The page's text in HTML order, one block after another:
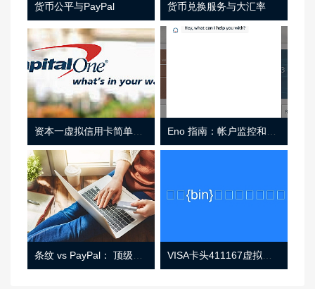
货币公平与PayPal 货币兑换服务与大汇率
资本一虚拟信用卡简单介绍
条纹 vs PayPal： 顶级功能， 定价 （和更多！ VISA卡头411167虚拟卡基础信息